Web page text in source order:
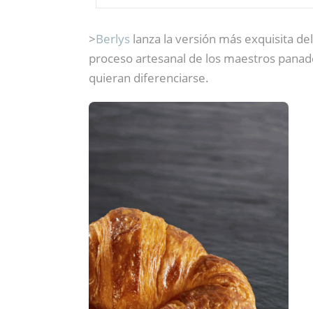
>Berlys lanza la versión más exquisita
proceso artesanal de los maestros
quieran diferenciarse.